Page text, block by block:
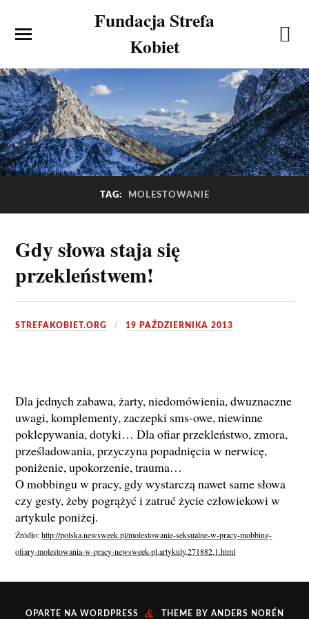
Fundacja Strefa
Kobiet
TAG: MOLESTOWANIE
Gdy słowa staja się
przekleństwem!
STREFAKOBIET.ORG 19 PAŹDZIERNIKA 2013
Dla jednych zabawa, żarty, niedomówienia, dwuznaczne
uwagi, komplementy, zaczepki sms-owe, niewinne
poklepywania, dotyki… Dla ofiar przekleństwo, zmora,
prześladowania, przyczyna popadnięcia w nerwicę,
poniżenie, upokorzenie, trauma…
O mobbingu w pracy, gdy wystarczą nawet same słowa
czy gesty, żeby pogrążyć i zatruć życie człowiekowi w
artykule poniżej.
Źródło:http://polska.newsweek.pl/molestowanie-seksualne-w-pracy-mobbing-
ofiary-molestowania-w-pracy-newsweek-pl,artykuly,271882,1.html
OPARTE NA WORDPRESS & THEME BY ANDERS NORÉN